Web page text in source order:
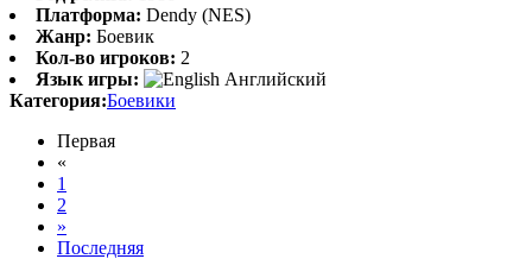
Платформа: Dendy (NES)
Жанр: Боевик
Кол-во игроков: 2
Язык игры:
Английский
Категория:Боевики
Первая
«
1
2
»
Последняя